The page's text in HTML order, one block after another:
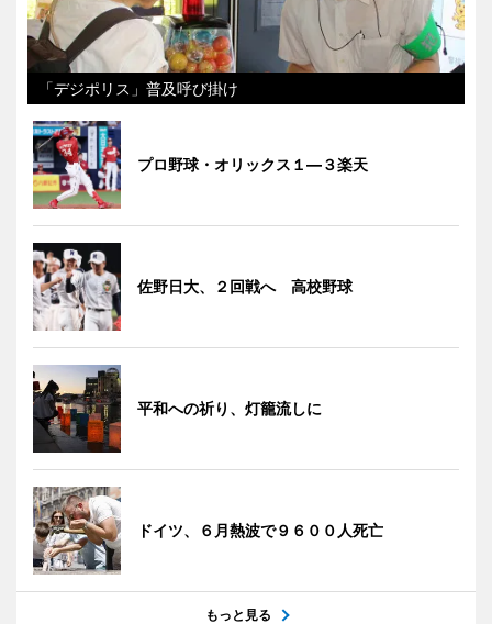
「デジポリス」普及呼び掛け
プロ野球・オリックス１―３楽天
佐野日大、２回戦へ 高校野球
平和への祈り、灯籠流しに
ドイツ、６月熱波で９６００人死亡
もっと見る